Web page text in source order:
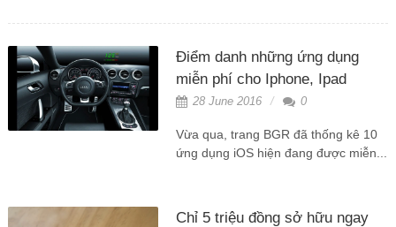
Điểm danh những ứng dụng
miễn phí cho Iphone, Ipad
28 June 2016 0
Vừa qua, trang BGR đã thống kê 10
ứng dụng iOS hiện đang được miễn...
Chỉ 5 triệu đồng sở hữu ngay